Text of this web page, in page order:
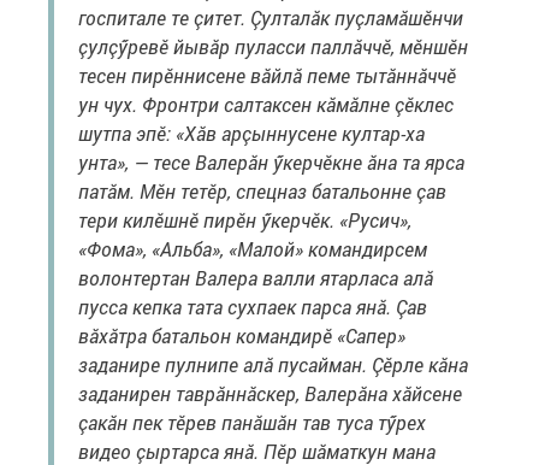
госпитале те çитет. Çулталăк пуçламăшӗнчи
çулçӳревӗ йывăр пуласси паллăччӗ, мӗншӗн
тесен пирӗннисене вăйлă пеме тытăннăччӗ
ун чух. Фронтри салтаксен кăмăлне çӗклес
шутпа эпӗ: «Хăв арçыннусене култар-ха
унта», — тесе Валерăн ӳкерчӗкне ăна та ярса
патăм. Мӗн тетӗр, спецназ батальонне çав
тери килӗшнӗ пирӗн ӳкерчӗк. «Русич»,
«Фома», «Альба», «Малой» командирсем
волонтертан Валера валли ятарласа алă
пусса кепка тата сухпаек парса янă. Çав
вăхăтра батальон командирӗ «Сапер»
заданире пулнипе алă пусайман. Çӗрле кăна
заданирен таврăннăскер, Валерăна хăйсене
çакăн пек тӗрев панăшăн тав туса тӳрех
видео çыртарса янă. Пӗр шăматкун мана